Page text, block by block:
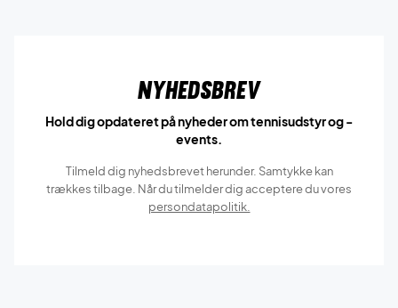
Nyhedsbrev
Hold dig opdateret på nyheder om tennisudstyr og -
events.
Tilmeld dig nyhedsbrevet herunder. Samtykke kan
trækkes tilbage. Når du tilmelder dig acceptere du vores
persondatapolitik.